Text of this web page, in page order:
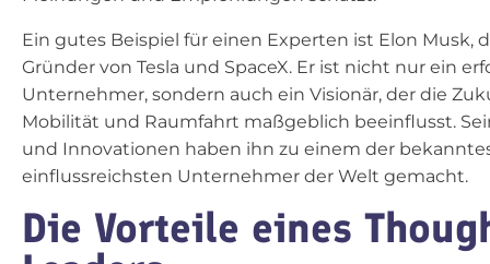
Ein gutes Beispiel für einen Experten ist Elon Musk,
Gründer von Tesla und SpaceX. Er ist nicht nur ein
Unternehmer, sondern auch ein Visionär, der die
Mobilität und Raumfahrt maßgeblich beeinflusst.
und Innovationen haben ihn zu einem der
einflussreichsten Unternehmer der Welt gemacht.
Die Vorteile eines